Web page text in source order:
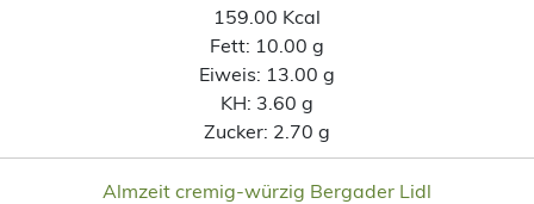
159.00 Kcal
Fett: 10.00 g
Eiweis: 13.00 g
KH: 3.60 g
Zucker: 2.70 g
Almzeit cremig-würzig Bergader Lidl